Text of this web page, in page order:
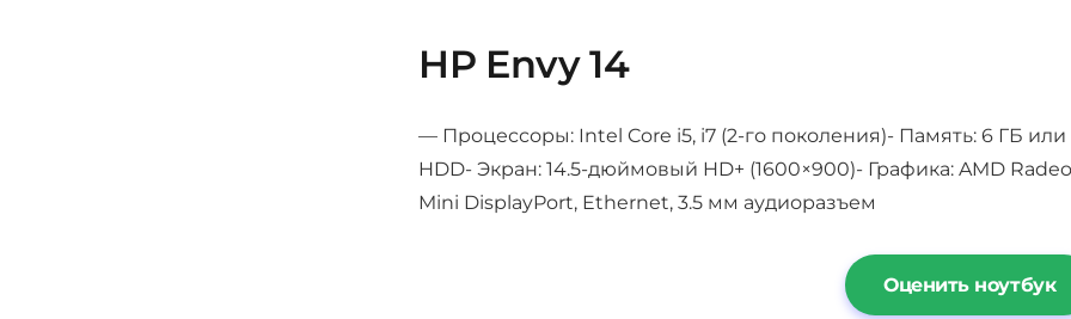
HP Envy 14
— Процессоры: Intel Core i5, i7 (2-го поколения)- Память: 6 ГБ
HDD- Экран: 14.5-дюймовый HD+ (1600×900)- Графика: AMD
Mini DisplayPort, Ethernet, 3.5 мм аудиоразъем
Оценить ноутбук